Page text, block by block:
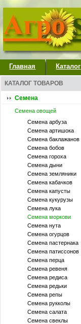
Главная Каталог
КАТАЛОГ ТОВАРОВ
Семена
Семена овощей
Семена арбуза
Семена артишока
Семена баклажанов
Семена бобов
Семена гороха
Семена дыни
Семена земляники
Семена кабачков
Семена капусты
Семена кукурузы
Семена лука
Семена моркови
Семена нута
Семена огурцов
Семена пастернака
Семена патиссонов
Семена перца
Семена ревеня
Семена редиса
Семена редьки
Семена репы
Семена рукколы
Семена салата
Семена свеклы